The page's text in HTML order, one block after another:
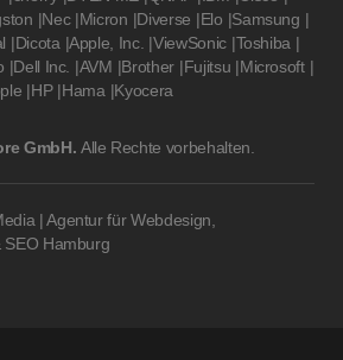
|Nec |Micron |Diverse |Elo |Samsung |
|Dicota |Apple, Inc. |ViewSonic |Toshiba |
|Dell Inc. |AVM |Brother |Fujitsu |Microsoft |
|HP |Hama |Kyocera
GmbH. Alle Rechte vorbehalten.
| Agentur für Webdesign,
SEO Hamburg